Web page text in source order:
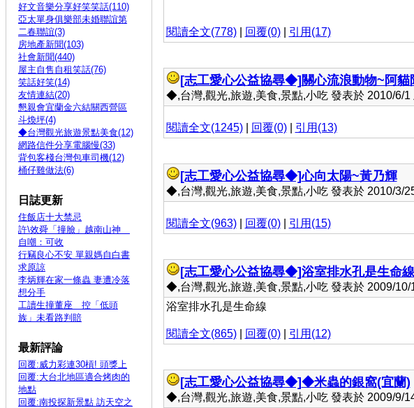
好文音樂分享好笑笑話(110)
亞太單身俱樂部未婚聯誼第
二春聯誼(3)
房地產新聞(103)
社會新聞(440)
屋主自售自租笑話(76)
笑話好笑(14)
友情連結(20)
懇親會宜蘭金六結關西營區
斗煥坪(4)
◆台灣觀光旅遊景點美食(12)
網路信件分享電腦慢(33)
背包客棧台灣包車司機(12)
桶仔雞做法(6)
日誌更新
住飯店十大禁忌
許\效舜「撞臉」越南山神
自嘲：可收
行竊良心不安 單親媽自白書
求原諒
李炳輝在家一條蟲 妻遭冷落
想分手
工讀生撞董座 控「低頭
族」未看路判賠
最新評論
回覆:威力彩連30槓! 頭獎上
回覆:大台北地區適合烤肉的
地點
回覆:南投探新景點 訪天空之
閱讀全文(778)| 回覆(0)| 引用(17)
[志工愛心公益協尋◆] 關心流浪動物~阿貓
◆,台灣,觀光,旅遊,美食,景點,小吃 發表於 2010/6/1
閱讀全文(1245)| 回覆(0)| 引用(13)
[志工愛心公益協尋◆]心向太陽~黃乃輝
◆,台灣,觀光,旅遊,美食,景點,小吃 發表於 2010/3/
閱讀全文(963)| 回覆(0)| 引用(15)
[志工愛心公益協尋◆]浴室排水孔是生命線
◆,台灣,觀光,旅遊,美食,景點,小吃 發表於 2009/10/
浴室排水孔是生命線
閱讀全文(865)| 回覆(0)| 引用(12)
[志工愛心公益協尋◆]◆米蟲的銀窩(宜蘭)
◆,台灣,觀光,旅遊,美食,景點,小吃 發表於 2009/9/